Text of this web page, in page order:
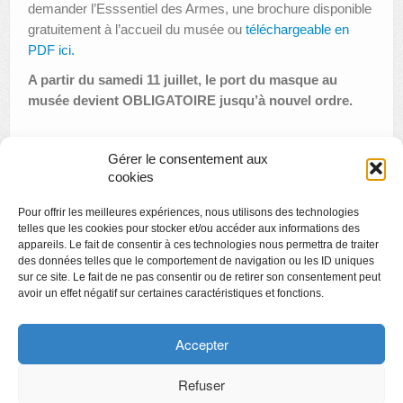
Gérer le consentement aux
cookies
Pour offrir les meilleures expériences, nous utilisons des technologies
telles que les cookies pour stocker et/ou accéder aux informations des
appareils. Le fait de consentir à ces technologies nous permettra de traiter
des données telles que le comportement de navigation ou les ID uniques
sur ce site. Le fait de ne pas consentir ou de retirer son consentement peut
avoir un effet négatif sur certaines caractéristiques et fonctions.
Accepter
Refuser
demander l’Esssentiel des Armes, une brochure disponible
gratuitement à l’accueil du musée ou téléchargeable en
PDF ici.
A partir du samedi 11 juillet, le port du masque au
musée devient OBLIGATOIRE jusqu’à nouvel ordre.
Hergé, Jacobs, Franquin, Peyo, Comès et (beaucoup)
Cinémusée : Autoportrait de James Ensor
Copyright
Politique de confidentialité
Chartes des engagements des opérateurs culturels